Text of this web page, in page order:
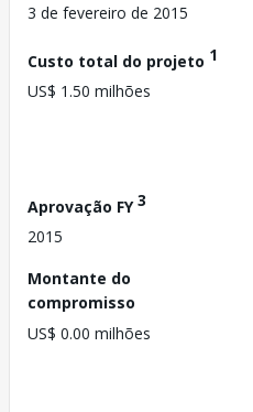
3 de fevereiro de 2015
Custo total do projeto 1
US$ 1.50 milhões
Aprovação FY3
2015
Montante do
compromisso
US$ 0.00 milhões